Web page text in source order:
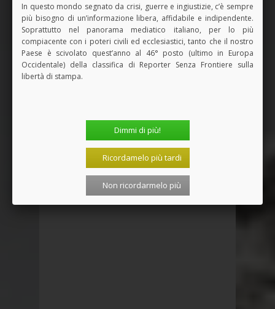
informazione, dialogo, democrazia,
partecipazione.
Puoi pagare con paypal o carta di
credito, in modo rapido e facilissimo.
Basta cliccare qui!
In questo mondo segnato da crisi, guerre e ingiustizie, c’è sempre
più bisogno di un’informazione libera, affidabile e indipendente.
Soprattutto nel panorama mediatico italiano, per lo più
compiacente con i poteri civili ed ecclesiastici, tanto che il nostro
Paese è scivolato quest’anno al 46° posto (ultimo in Europa
Occidentale) della classifica di Reporter Senza Frontiere sulla
libertà di stampa.
Dimmi di più!
Ricordamelo più tardi
Non ricordarmelo più